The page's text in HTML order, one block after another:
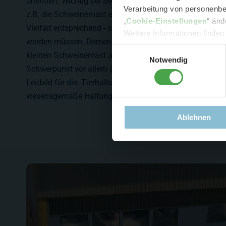
Verarbeitung von
„Cookie-Einstellungen“
Weitere Informationen
Notwendig
Ablehnen
z.B. die Schweinemast erfolgt, sondern dass - dem
Vielfalt entsprechend - stets mehrere unterschiedliche
werden müssen. Dementsprechend finden sich auf
kleinen Schweinemast auch Kühe, Gänse und Hühner
Schwerpunkt vor allem auf den Vorgaben zur
Leitbild für die- Tierhaltung in einem vergleichbaren
wesensgemäße Haltung von Tieren.
-
-